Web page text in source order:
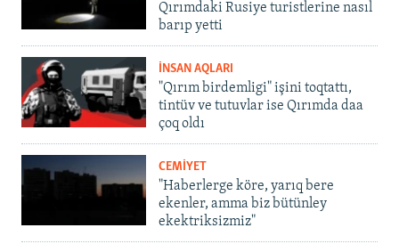
Qırımdaki Rusiye turistlerine nasıl
barıp yetti
İNSAN AQLARI
"Qırım birdemligi" işini toqtattı,
tintüv ve tutuvlar ise Qırımda daa
çoq oldı
CEMİYET
"Haberlerge köre, yarıq bere
ekenler, amma biz bütünley
ekektriksizmiz"